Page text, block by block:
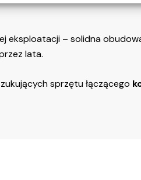
eksploatacji – solidna
lata.
sprzętu łączącego